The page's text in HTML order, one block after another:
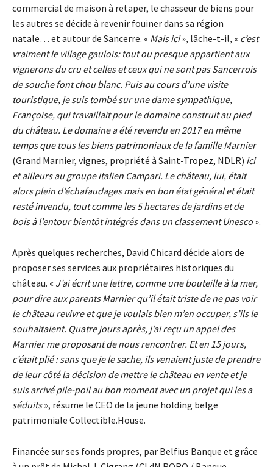
commercial de maison à retaper, le chasseur de biens pour
les autres se décide à revenir fouiner dans sa région
natale… et autour de Sancerre. « Mais ici», lâche-t-il, « c’est
vraiment le village gaulois: tout ou presque appartient aux
vignerons du cru et celles et ceux qui ne sont pas Sancerrois
de souche font chou blanc. Puis au cours d’une visite
touristique, je suis tombé sur une dame sympathique,
Françoise, qui travaillait pour le domaine construit au pied
du château. Le domaine a été revendu en 2017 en même
temps que tous les biens patrimoniaux de la famille Marnier
(Grand Marnier, vignes, propriété à Saint-Tropez, NDLR) ici
et ailleurs au groupe italien Campari. Le château, lui, était
alors plein d’échafaudages mais en bon état général et était
resté invendu, tout comme les 5 hectares de jardins et de
bois à l’entour bientôt intégrés dans un classement Unesco ».
Après quelques recherches, David Chicard décide alors de
proposer ses services aux propriétaires historiques du
château. « J’ai écrit une lettre, comme une bouteille à la mer,
pour dire aux parents Marnier qu’il était triste de ne pas voir
le château revivre et que je voulais bien m’en occuper, s’ils le
souhaitaient. Quatre jours après, j’ai reçu un appel des
Marnier me proposant de nous rencontrer. Et en 15 jours,
c’était plié : sans que je le sache, ils venaient juste de prendre
de leur côté la décision de mettre le château en vente et je
suis arrivé pile-poil au bon moment avec un projet qui les a
séduits», résume le CEO de la jeune holding belge
patrimoniale Collectible.House.
Financée sur ses fonds propres, par Belfius Banque et grâce